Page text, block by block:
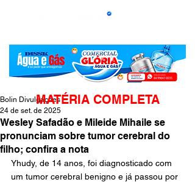
Wesley Safadão e Mileide Mihaile se
pronunciam sobre tumor cerebral do
filho; confira a nota
Bolin Divulgações
24 de set. de 2025
Yhudy, de 14 anos, foi diagnosticado com
um tumor cerebral benigno e já passou por
MATÉRIA COMPLETA